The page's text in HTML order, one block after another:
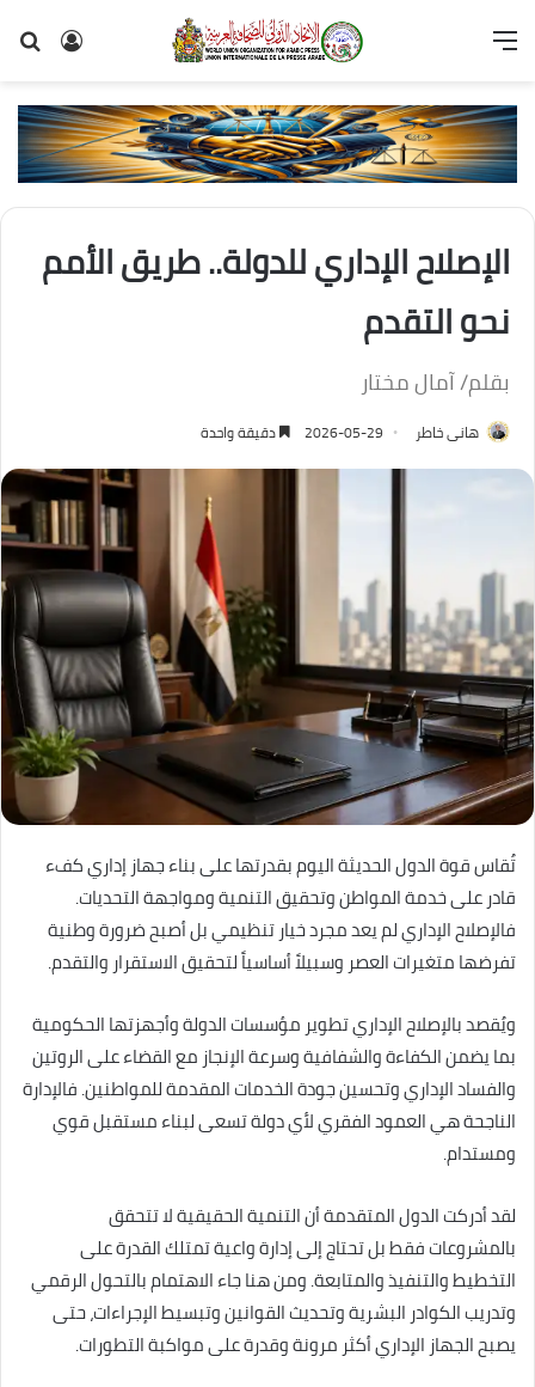
تسجيل
القائمة
الإصلاح الإداري للدولة.. طريق الأمم
نحو التقدم
بقلم/ آمال مختار
هانى خاطر 2026-05-29 دقيقة واحدة
تُقاس قوة الدول الحديثة اليوم بقدرتها على بناء جهاز إداري كفء
قادر على خدمة المواطن وتحقيق التنمية ومواجهة التحديات.
فالإصلاح الإداري لم يعد مجرد خيار تنظيمي بل أصبح ضرورة وطنية
تفرضها متغيرات العصر وسبيلاً أساسياً لتحقيق الاستقرار والتقدم.
ويُقصد بالإصلاح الإداري تطوير مؤسسات الدولة وأجهزتها الحكومية
بما يضمن الكفاءة والشفافية وسرعة الإنجاز مع القضاء على الروتين
والفساد الإداري وتحسين جودة الخدمات المقدمة للمواطنين. فالإدارة
الناجحة هي العمود الفقري لأي دولة تسعى لبناء مستقبل قوي
ومستدام.
لقد أدركت الدول المتقدمة أن التنمية الحقيقية لا تتحقق
بالمشروعات فقط بل تحتاج إلى إدارة واعية تمتلك القدرة على
التخطيط والتنفيذ والمتابعة. ومن هنا جاء الاهتمام بالتحول الرقمي
وتدريب الكوادر البشرية وتحديث القوانين وتبسيط الإجراءات، حتى
يصبح الجهاز الإداري أكثر مرونة وقدرة على مواكبة التطورات.